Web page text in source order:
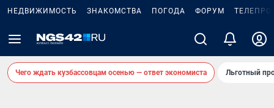
НЕДВИЖИМОСТЬ ЗНАКОМСТВА ПОГОДА ФОРУМ
Чего ждать кузбассовцам осенью — ответ экономиста Льготный